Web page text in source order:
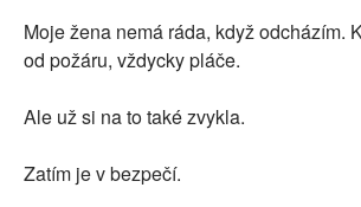
Moje žena nemá ráda, když odcházím.
od požáru, vždycky pláče.
Ale už si na to také zvykla.
Zatím je v bezpečí.